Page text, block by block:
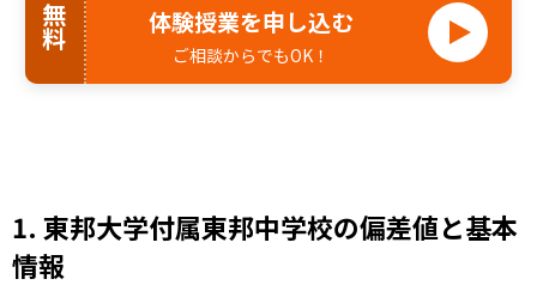
無料 体験授業を申し込む
ご相談からでもOK！
1. 東邦大学付属東邦中学校の偏差値と基本
情報